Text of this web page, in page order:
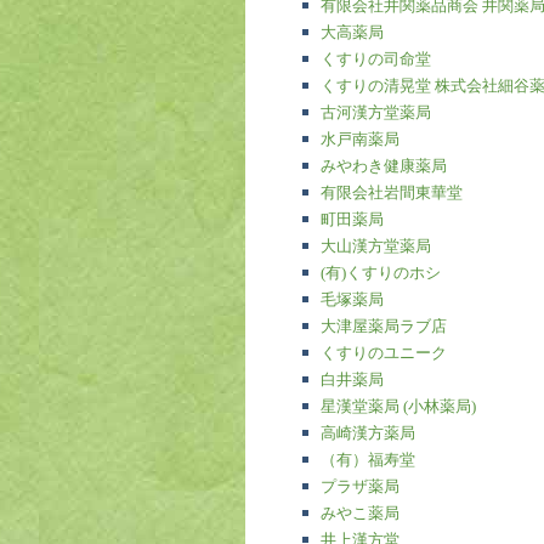
有限会社井関薬品商会 井関薬
大高薬局
くすりの司命堂
くすりの清晃堂 株式会社細谷
古河漢方堂薬局
水戸南薬局
みやわき健康薬局
有限会社岩間東華堂
町田薬局
大山漢方堂薬局
(有)くすりのホシ
毛塚薬局
大津屋薬局ラブ店
くすりのユニーク
白井薬局
星漢堂薬局 (小林薬局)
高崎漢方薬局
（有）福寿堂
プラザ薬局
みやこ薬局
井上漢方堂